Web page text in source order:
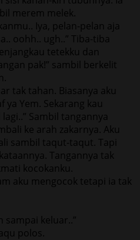
merem melek.
Iya, pelan-pelan aja
oohh.. ugh..” Tiba-tiba
tetekku dan
pak!” sambil berkelit
tak tahan. Biasanya aku
ya Yem. Sekarang kau
Sambil tangannya
ke arah zakarnya. Aku
sambil taqut-taqut. Tapi
Tangannya tak
kocokanku.
aku mengocok tetapi ia tak
sampai keluar..”
polos.